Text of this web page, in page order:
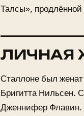
Талсы», продлённой
ЛИЧНАЯ
Сталлоне был
Бригитта Нильсен.
Дженнифер Флавин.